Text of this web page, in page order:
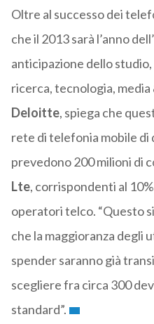
Oltre al successo dei
che il 2013 sarà l’anno dell’
anticipazione dello studio,
ricerca, tecnologia,
Deloitte, spiega che
rete di telefonia mobile di
prevedono 200 milioni di
Lte, corrispondenti al
operatori telco. “Questo
che la maggioranza degli
spender saranno già
scegliere fra circa 300
standard”.